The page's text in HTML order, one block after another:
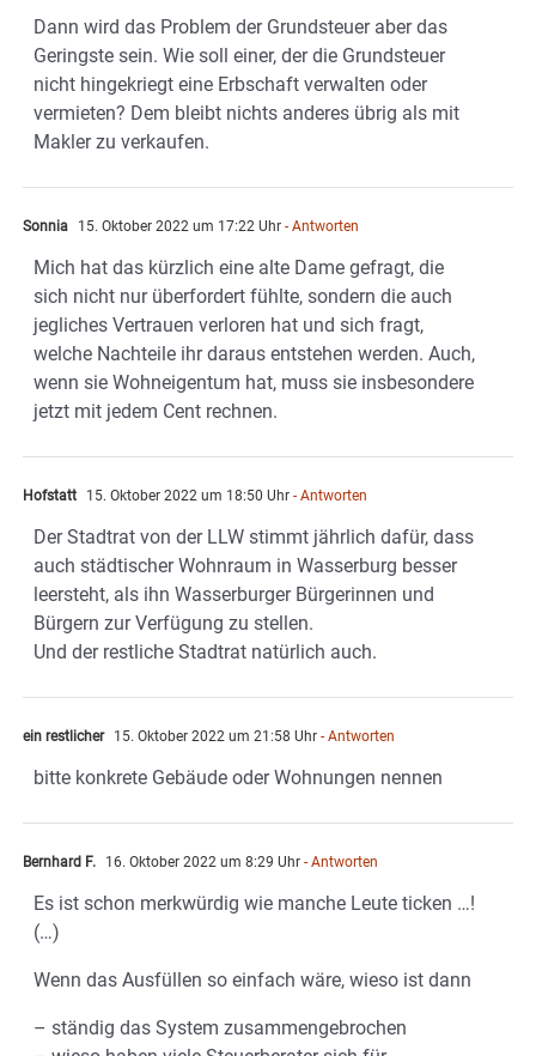
Dann wird das Problem der Grundsteuer aber das
Geringste sein. Wie soll einer, der die Grundsteuer
nicht hingekriegt eine Erbschaft verwalten oder
vermieten? Dem bleibt nichts anderes übrig als mit
Makler zu verkaufen.
Sonnia 15. Oktober 2022 um 17:22 Uhr - Antworten
Mich hat das kürzlich eine alte Dame gefragt, die
sich nicht nur überfordert fühlte, sondern die auch
jegliches Vertrauen verloren hat und sich fragt,
welche Nachteile ihr daraus entstehen werden. Auch,
wenn sie Wohneigentum hat, muss sie insbesondere
jetzt mit jedem Cent rechnen.
Hofstatt 15. Oktober 2022 um 18:50 Uhr - Antworten
Der Stadtrat von der LLW stimmt jährlich dafür, dass
auch städtischer Wohnraum in Wasserburg besser
leersteht, als ihn Wasserburger Bürgerinnen und
Bürgern zur Verfügung zu stellen.
Und der restliche Stadtrat natürlich auch.
ein restlicher 15. Oktober 2022 um 21:58 Uhr - Antworten
bitte konkrete Gebäude oder Wohnungen nennen
Bernhard F. 16. Oktober 2022 um 8:29 Uhr - Antworten
Es ist schon merkwürdig wie manche Leute ticken …!
(…)
Wenn das Ausfüllen so einfach wäre, wieso ist dann
– ständig das System zusammengebrochen